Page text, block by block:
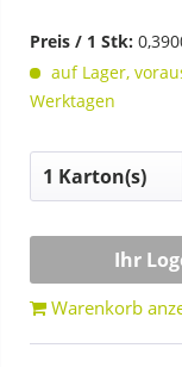
Preis / 1 Stk:
auf Lager,
Werktagen
Ihr
Warenkorb